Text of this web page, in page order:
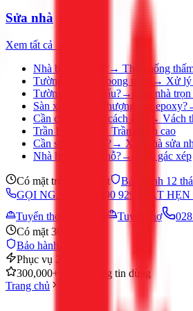
Sửa nhà
Xem tất cả →
Nhà bị thấm dột?
→ Thợ chống
Tường ẩm mốc, bong tróc?
→ Xử lý
Tường nhà cũ, xấu?→
Sơn nhà
Sàn xưởng, sân thượng cần epoxy?
Cần chia phòng, cách âm?
→ Vách
Trần bị ố, nứt?
Trần thạch cao
Cần sửa nhà gấp?→ Xây nhà sửa
Nhà hẹp, thiếu chỗ?→ Làm gác xép
Có mặt trong 30 phút Bảo hành 12
GỌI NGAY 028 3890 9294
ĐẶT
Tuyển thợ
Tuyển thợ
Có mặt 30 phút
Bảo hành 12 tháng
Phục vụ 24/7
300,000+ khách hàng tin dùng
Trang chủ